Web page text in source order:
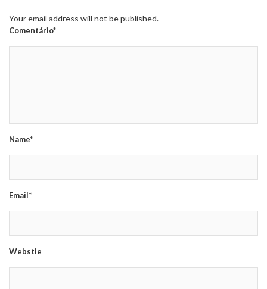
Your email address will not be published.
Comentário*
Name*
Email*
Webstie